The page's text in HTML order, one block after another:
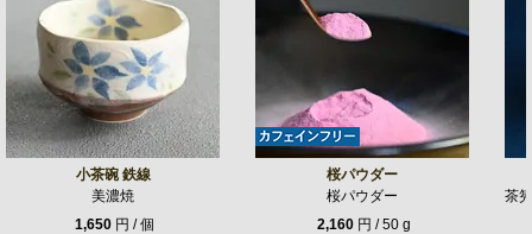
小茶碗 鉄線
美濃焼
1,650円 / 個
桜パウダー
桜パウダー
2,160円 / 50 g
茶